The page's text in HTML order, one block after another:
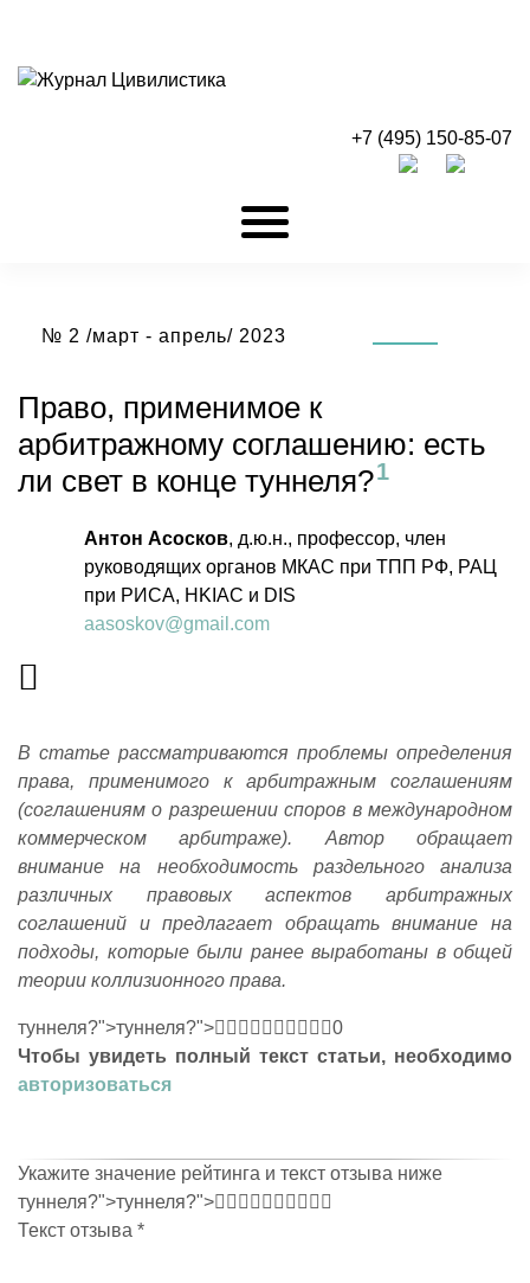
+7 (495) 150-85-07
№ 2 /март - апрель/ 2023
Право, применимое к
арбитражному соглашению: есть
ли свет в конце туннеля?
Антон Асосков, д.ю.н., профессор, член
руководящих органов МКАС при ТПП РФ, РАЦ
при РИСА, HKIAC и DIS
aasoskov@gmail.com
В статье рассматриваются проблемы определения
права, применимого к арбитражным соглашениям
(соглашениям о разрешении споров в международном
коммерческом арбитраже). Автор обращает
внимание на необходимость раздельного анализа
различных правовых аспектов арбитражных
соглашений и предлагает обращать внимание на
подходы, которые были ранее выработаны в общей
теории коллизионного права.
туннеля?">туннеля?">
0
Чтобы увидеть полный текст статьи, необходимо
авторизоваться
Укажите значение рейтинга и текст отзыва ниже
туннеля?">туннеля?">
Текст отзыва *